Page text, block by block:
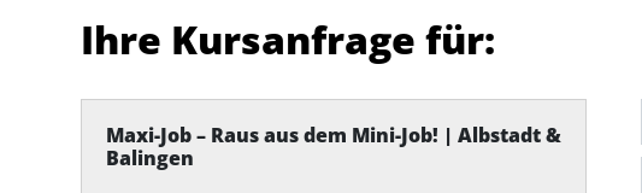
Ihre Kursanfrage für:
Maxi-Job – Raus aus dem Mini-Job! | Albstadt &
Balingen